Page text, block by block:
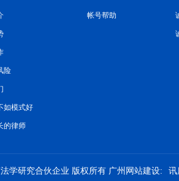
险
如模式好
的律师
帐号帮助
学研究合伙企业 版权所有 广州网站建设: 讯